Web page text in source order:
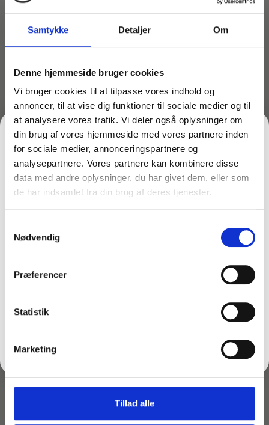
Samtykke Detaljer Om
Denne hjemmeside bruger cookies
Vi bruger cookies til at tilpasse vores indhold og
annoncer, til at vise dig funktioner til sociale medier og til
at analysere vores trafik. Vi deler også oplysninger om
din brug af vores hjemmeside med vores partnere inden
for sociale medier, annonceringspartnere og
analysepartnere. Vores partnere kan kombinere disse
data med andre oplysninger, du har givet dem, eller som
de har indsamlet fra din brug af deres tjenester.
Nødvendig
Præferencer
Statistik
Marketing
Tillad alle
Varenr: TC43232
Komplet sæt til
vinduespudsning –
Professionel 35 cm –
Unger
Varenr: TC43231
Komplet sæt til
vinduespudsning | 25cm
Unger
FÅ 10% PÅ DIN FØRSTE ORDRE